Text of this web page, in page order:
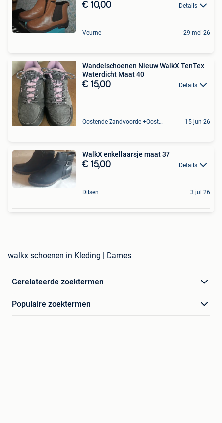
€ 10,00 Details
Veurne 29 mei 26
Wandelschoenen Nieuw WalkX TenTex
Waterdicht Maat 40
€ 15,00 Details
Oostende Zandvoorde +Oostende 15 jun 26
WalkX enkellaarsje maat 37
€ 15,00 Details
Dilsen 3 jul 26
walkx schoenen in Kleding | Dames
Gerelateerde zoektermen
Populaire zoektermen